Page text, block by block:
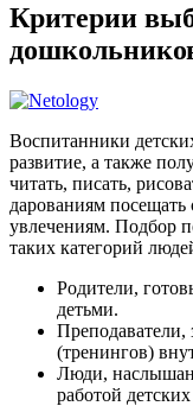
Критерии
Воспитанники
развитие, а также
читать, писать,
дарованиям
увлечениям. Подбор
таких категорий
Родители,
детьми.
Преподаватели,
(тренингов)
Люди,
работой